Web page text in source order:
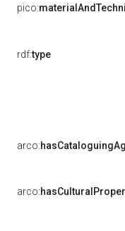
pico:
rdf:type
arco:
arco: